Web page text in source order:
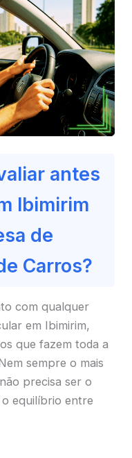
antes
Ibimirim
de
Carros?
com qualquer
em Ibimirim,
que fazem toda a
sempre o mais
precisa ser o
equilíbrio entre